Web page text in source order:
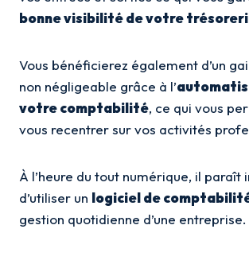
bonne visibilité de votre
Vous bénéficierez également d’un
non négligeable grâce à l’
votre comptabilité, ce qui vous
vous recentrer sur vos activités
À l’heure du tout numérique, il paraît
d’utiliser un logiciel de
gestion quotidienne d’une entreprise.